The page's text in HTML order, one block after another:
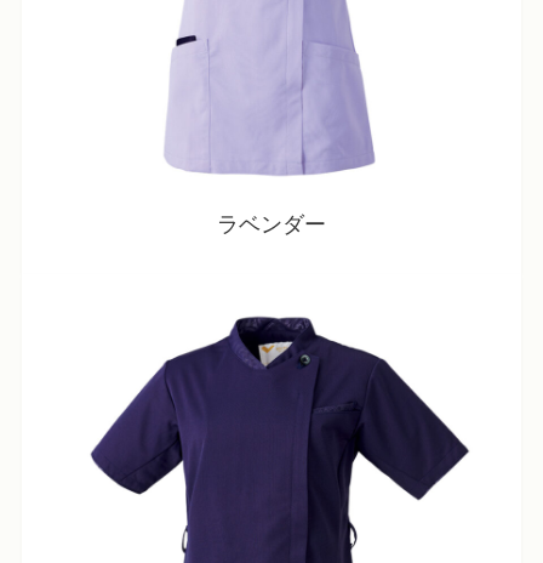
ラベンダー